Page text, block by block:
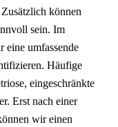
können
sein. Im
umfassende
Häufige
eingeschränkte
Erst nach einer
wir einen